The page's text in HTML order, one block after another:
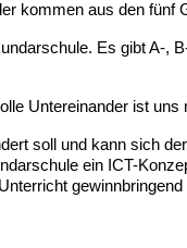
kommen aus den fünf
Es gibt A-,
Untereinander ist
soll und kann sich
ein ICT-